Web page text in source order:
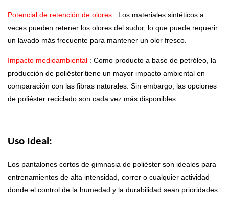
Potencial de retención de olores : Los materiales sintéticos a
veces pueden retener los olores del sudor, lo que puede requerir
un lavado más frecuente para mantener un olor fresco.
Impacto medioambiental : Como producto a base de petróleo, la
producción de poliéster'tiene un mayor impacto ambiental en
comparación con las fibras naturales. Sin embargo, las opciones
de poliéster reciclado son cada vez más disponibles.
Uso Ideal:
Los pantalones cortos de gimnasia de poliéster son ideales para
entrenamientos de alta intensidad, correr o cualquier actividad
donde el control de la humedad y la durabilidad sean prioridades.